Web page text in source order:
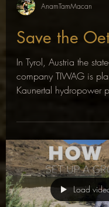
AnamTamMacan
Save the
In Tyrol, Austria the
company TIWAG is
Kaunertal hydropower
Load